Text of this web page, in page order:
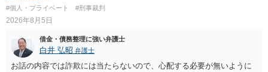
#個人・プライベート #刑事裁判
2026年8月5日
借金・債務整理に強い弁護士
白井 弘昭 弁護士
お話の内容では詐欺には当たらないので、心配する必要が無いように